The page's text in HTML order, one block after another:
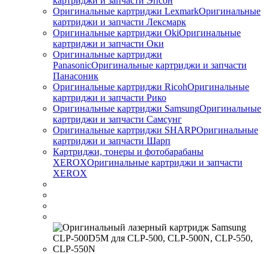
Оригинальные картриджи LexmarkОригинальные
картриджи и запчасти Лексмарк
Оригинальные картриджи ОkiОригинальные
картриджи и запчасти Оки
Оригинальные картриджи
PanasonicОригинальные картриджи и запчасти
Панасоник
Оригинальные картриджи RicohОригинальные
картриджи и запчасти Рико
Оригинальные картриджи SamsungОригинальные
картриджи и запчасти Самсунг
Оригинальные картриджи SHARPОригинальные
картриджи и запчасти Шарп
Картриджи, тонеры и фотобарабаны
XEROXОригинальные картриджи и запчасти
XEROX